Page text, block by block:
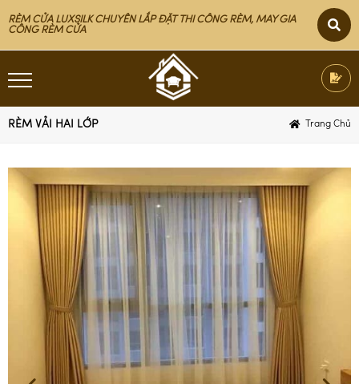
RÈM CỬA LUXSILK CHUYÊN LẮP ĐẶT THI CÔNG RÈM, MAY GIA
CÔNG RÈM CỬA
RÈM VẢI HAI LỚP Trang Chủ